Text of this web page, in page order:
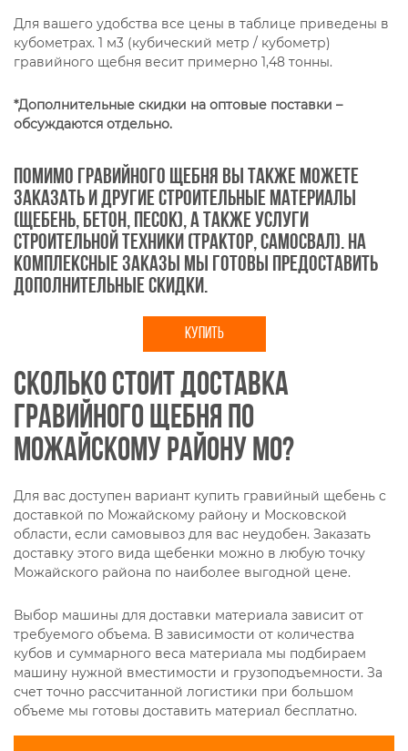
Для вашего удобства все цены в таблице приведены в
кубометрах. 1 м3 (кубический метр / кубометр)
гравийного щебня весит примерно 1,48 тонны.
*Дополнительные скидки на оптовые поставки –
обсуждаются отдельно.
Помимо гравийного щебня вы также можете
заказать и другие строительные материалы
(щебень, бетон, песок), а также услуги
строительной техники (трактор, самосвал). На
комплексные заказы мы готовы предоставить
дополнительные скидки.
КУПИТЬ
Сколько стоит доставка
гравийного щебня по
Можайскому району МО?
Для вас доступен вариант купить гравийный щебень с
доставкой по Можайскому району и Московской
области, если самовывоз для вас неудобен. Заказать
доставку этого вида щебенки можно в любую точку
Можайского района по наиболее выгодной цене.
Выбор машины для доставки материала зависит от
требуемого объема. В зависимости от количества
кубов и суммарного веса материала мы подбираем
машину нужной вместимости и грузоподъемности. За
счет точно рассчитанной логистики при большом
объеме мы готовы доставить материал бесплатно.